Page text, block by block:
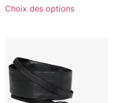
Choix des options